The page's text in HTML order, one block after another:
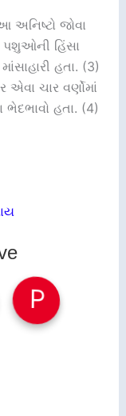
અનિષ્ટો જોવા
પશુઓની હિંસા
હતા. (3)
ચાર વર્ણોમાં
હતા. (4)
P